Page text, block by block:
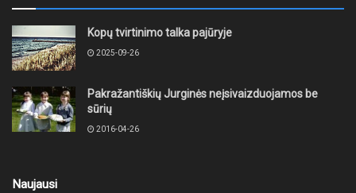
Kopų tvirtinimo talka pajūryje
2025-09-26
Pakražantiškių Jurginės neįsivaizduojamos be
sūrių
2016-04-26
Naujausi